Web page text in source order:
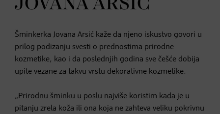
JOVANA ARSIĆ
Šminkerka Jovana Arsić kaže da njeno iskustvo govori u
prilog podizanju svesti o prednostima prirodne
kozmetike, kao i da poslednjih godina sve češće dobija
upite vezane za takvu vrstu dekorativne kozmetike.
„Prirodnu šminku u poslu najviše koristim kada je u
pitanju zrela koža ili ona koja ne zahteva veliku pokrivnu